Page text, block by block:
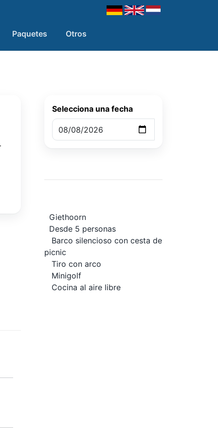
Paquetes Otros
Selecciona una fecha
Giethoorn
Desde 5 personas
Barco silencioso con cesta de
picnic
Tiro con arco
Minigolf
Cocina al aire libre